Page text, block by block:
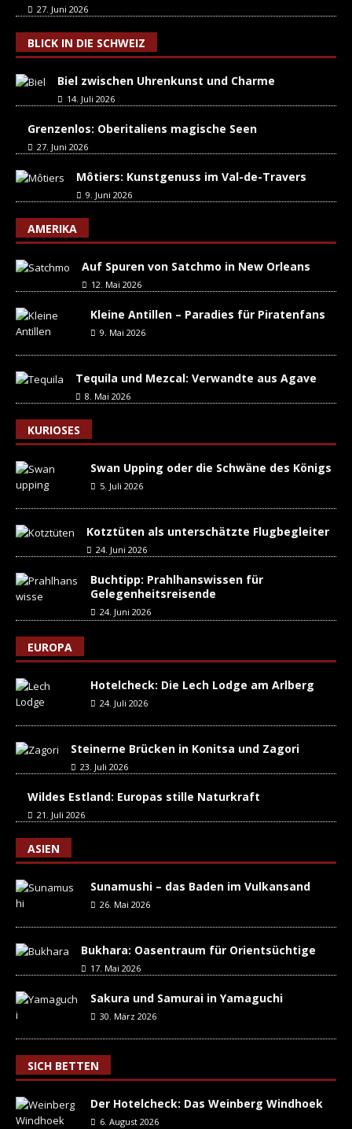
27. Juni 2026
BLICK IN DIE SCHWEIZ
Biel zwischen Uhrenkunst und Charme
14. Juli 2026
Grenzenlos: Oberitaliens magische Seen
27. Juni 2026
Môtiers: Kunstgenuss im Val-de-Travers
9. Juni 2026
AMERIKA
Auf Spuren von Satchmo in New Orleans
12. Mai 2026
Kleine Antillen – Paradies für Piratenfans
9. Mai 2026
Tequila und Mezcal: Verwandte aus Agave
8. Mai 2026
KURIOSES
Swan Upping oder die Schwäne des Königs
5. Juli 2026
Kotztüten als unterschätzte Flugbegleiter
24. Juni 2026
Buchtipp: Prahlhanswissen für
Gelegenheitsreisende
24. Juni 2026
EUROPA
Hotelcheck: Die Lech Lodge am Arlberg
24. Juli 2026
Steinerne Brücken in Konitsa und Zagori
23. Juli 2026
Wildes Estland: Europas stille Naturkraft
21. Juli 2026
ASIEN
Sunamushi – das Baden im Vulkansand
26. Mai 2026
Bukhara: Oasentraum für Orientsüchtige
17. Mai 2026
Sakura und Samurai in Yamaguchi
30. März 2026
SICH BETTEN
Der Hotelcheck: Das Weinberg Windhoek
6. August 2026